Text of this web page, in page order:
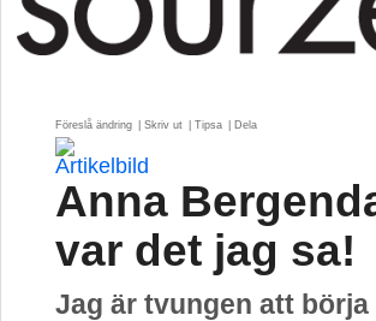
Föreslå ändring Skriv ut Tipsa Dela
Anna
var det jag sa!
Jag är tvungen att